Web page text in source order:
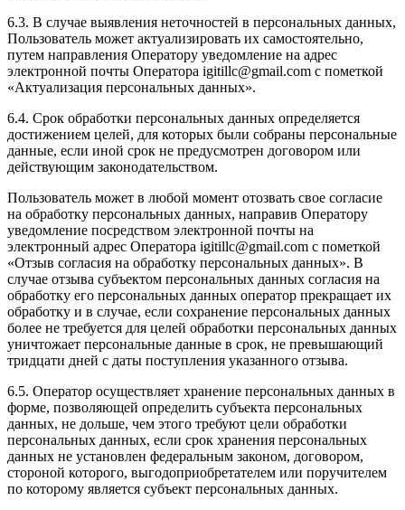
6.3. В случае выявления неточностей в персональных данных,
Пользователь может актуализировать их самостоятельно,
путем направления Оператору уведомление на адрес
электронной почты Оператора igitillc@gmail.com с пометкой
«Актуализация персональных данных».
6.4. Срок обработки персональных данных определяется
достижением целей, для которых были собраны персональные
данные, если иной срок не предусмотрен договором или
действующим законодательством.
Пользователь может в любой момент отозвать свое согласие
на обработку персональных данных, направив Оператору
уведомление посредством электронной почты на
электронный адрес Оператора igitillc@gmail.com с пометкой
«Отзыв согласия на обработку персональных данных». В
случае отзыва субъектом персональных данных согласия на
обработку его персональных данных оператор прекращает их
обработку и в случае, если сохранение персональных данных
более не требуется для целей обработки персональных данных
уничтожает персональные данные в срок, не превышающий
тридцати дней с даты поступления указанного отзыва.
6.5. Оператор осуществляет хранение персональных данных в
форме, позволяющей определить субъекта персональных
данных, не дольше, чем этого требуют цели обработки
персональных данных, если срок хранения персональных
данных не установлен федеральным законом, договором,
стороной которого, выгодоприобретателем или поручителем
по которому является субъект персональных данных.